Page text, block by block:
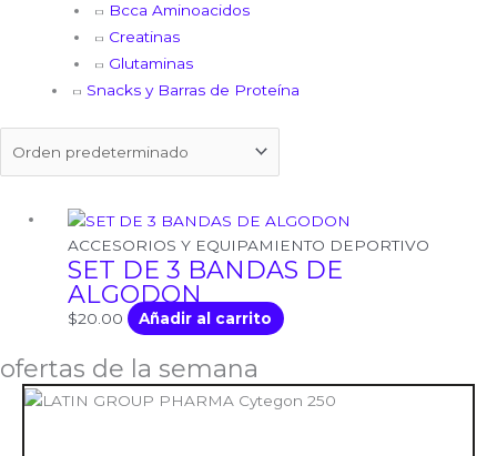
Bcca Aminoacidos
Creatinas
Glutaminas
Snacks y Barras de Proteína
ACCESORIOS Y EQUIPAMIENTO DEPORTIVO
SET DE 3 BANDAS DE
ALGODON
$20.00 Añadir al carrito
ofertas de la semana